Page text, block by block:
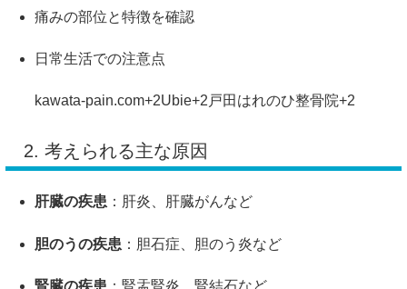
痛みの部位と特徴を確認
日常生活での注意点
kawata-pain.com+2Ubie+2 戸田はれのひ整骨院+2
2. 考え られる主な原因
肝臓の疾患 ： 肝炎、 肝臓がんなど
胆のうの疾患 ： 胆石症、 胆のう 炎など
腎臓の疾患 ： 腎盂腎炎、 腎結石など